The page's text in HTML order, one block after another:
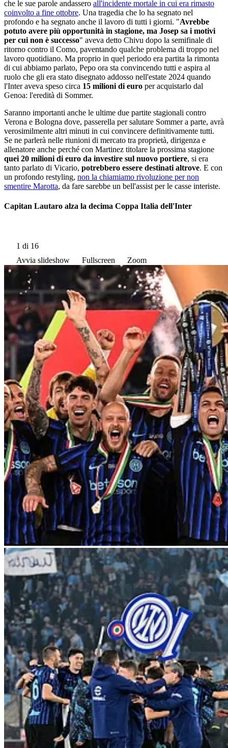
che le sue parole andassero all'incidente mortale in cui era rimasto
coinvolto a fine ottobre. Una tragedia che lo ha segnato nel
profondo e ha segnato anche il lavoro di tutti i giorni. "Avrebbe
potuto avere più opportunità in stagione, ma Josep sa i motivi
per cui non è successo" aveva detto Chivu dopo la semifinale di
ritorno contro il Como, paventando qualche problema di troppo nel
lavoro quotidiano. Ma proprio in quel periodo era partita la rimonta
di cui abbiamo parlato, Pepo ora sta convincendo tutti e aspira al
ruolo che gli era stato disegnato addosso nell'estate 2024 quando
l'Inter aveva speso circa 15 milioni di euro per acquistarlo dal
Genoa: l'eredità di Sommer.
Saranno importanti anche le ultime due partite stagionali contro
Verona e Bologna dove, passerella per salutare Sommer a parte, avrà
verosimilmente altri minuti in cui convincere definitivamente tutti.
Se ne parlerà nelle riunioni di mercato tra proprietà, dirigenza e
allenatore anche perché con Martinez titolare la prossima stagione
quei 20 milioni di euro da investire sul nuovo portiere, si era
tanto parlato di Vicario, potrebbero essere destinati altrove. E con
un profondo restyling, non la chiamiamo rivoluzione per non
smentire Marotta, da fare sarebbe un bell'assist per le casse interiste.
Capitan Lautaro alza la decima Coppa Italia dell'Inter
1 di 16
Avvia slideshow
Fullscreen Zoom